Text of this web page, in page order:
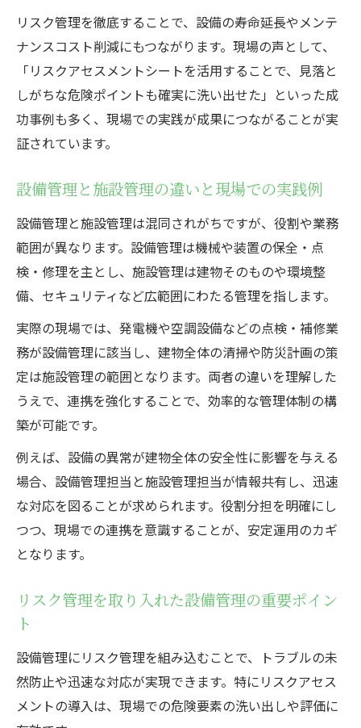
は
設備管理マネジメントの失敗と改善策
設備管理で起こりやすい失敗とリスク管理
の視点
実務で役立つ設備管理マネジメントの改善
設備管理と施設管理の違いを再確認する意
設備管理で失敗しないリスク対応策の考え
方
設備管理の現場で生じる課題と解決アプロ
設備管理の向いている人の特徴とは
設備管理に向いている人の性格や適性を解
説
現場で求められる設備管理スキルとリスク
設備管理とリスク管理を両立できる人材像
設備管理の仕事内容から見る向いている人
設備管理でキャリアを築くためのポイント
リスク管理を徹底することで、設備の寿命延長やメンテ
ナンスコスト削減にもつながります。現場の声として、
「リスクアセスメントシートを活用することで、見落と
しがちな危険ポイントも確実に洗い出せた」といった成
功事例も多く、現場での実践が成果につながることが実
証されています。
設備管理と施設管理の違いと現場での実践例
設備管理と施設管理は混同されがちですが、役割や業務
範囲が異なります。設備管理は機械や装置の保全・点
検・修理を主とし、施設管理は建物そのものや環境整
備、セキュリティなど広範囲にわたる管理を指します。
実際の現場では、発電機や空調設備などの点検・補修業
務が設備管理に該当し、建物全体の清掃や防災計画の策
定は施設管理の範囲となります。両者の違いを理解した
うえで、連携を強化することで、効率的な管理体制の構
築が可能です。
例えば、設備の異常が建物全体の安全性に影響を与える
場合、設備管理担当と施設管理担当が情報共有し、迅速
な対応を図ることが求められます。役割分担を明確にし
つつ、現場での連携を意識することが、安定運用のカギ
となります。
リスク管理を取り入れた設備管理の重要ポイン
ト
設備管理にリスク管理を組み込むことで、トラブルの未
然防止や迅速な対応が実現できます。特にリスクアセス
メントの導入は、現場での危険要素の洗い出しや評価に